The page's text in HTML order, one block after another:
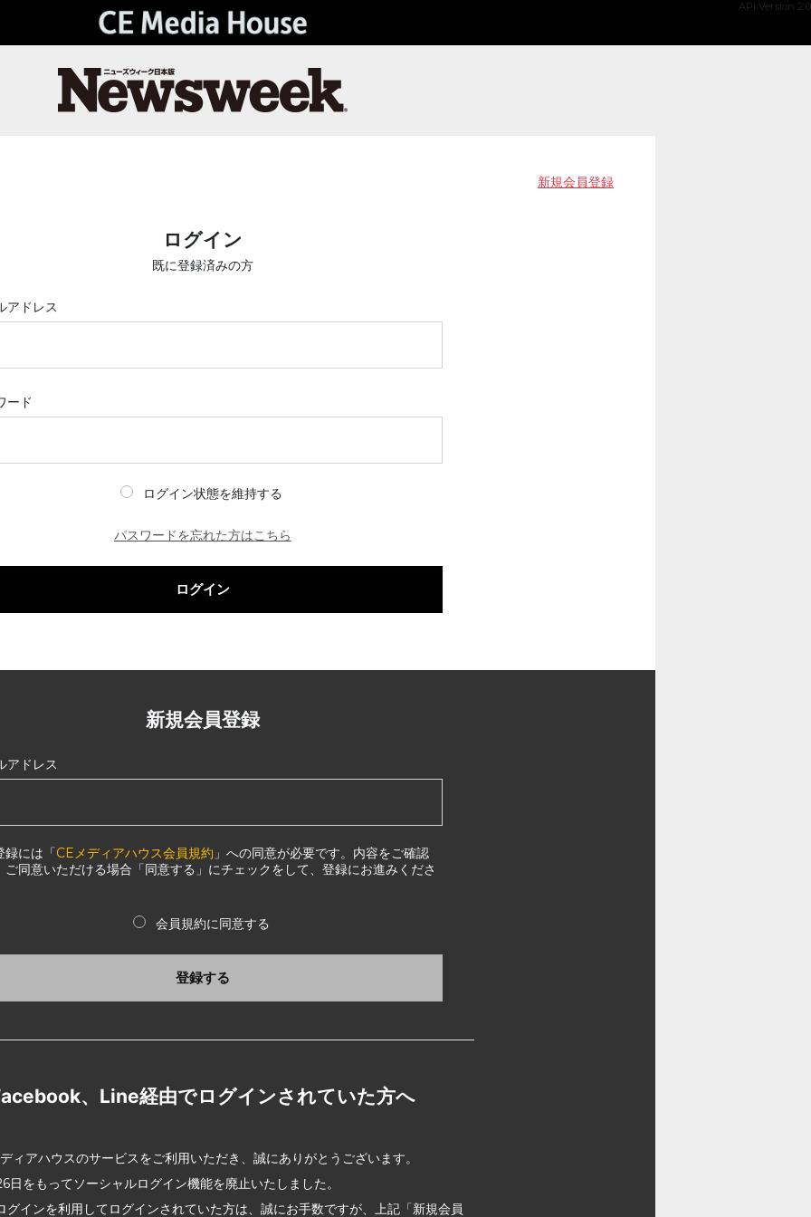
API Version 2.0
新規会員登録
ログイン
既に登録済みの方
アドレス
ード
ログイン状態を維持する
パスワードを忘れた方はこちら
ログイン
新規会員登録
アドレス
録には「CEメディアハウス会員規約 」への同意が必要です。内容をご確認
ご同意いただける場合「同意する」にチェックをして、登録にお進みくださ
会員規約に同意する
登録する
、Line経由でログインされていた方へ
ィアハウスのサービスをご利用いただき、誠にありがとうございます。
日をもってソーシャルログイン機能を廃止いたしました。
グインを利用してログインされていた方は、誠にお手数ですが、上記「新規会員